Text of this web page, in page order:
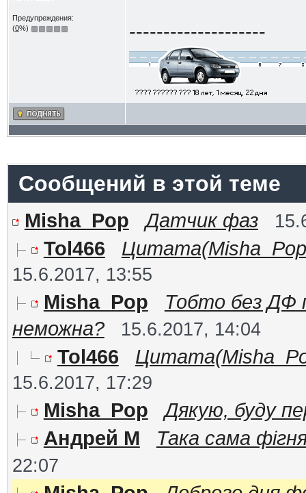
Предупреждения:
(0%) --------------------
Сообщений в этой теме
Misha_Pop Датчик фаз
Tol466
15.6.2017, 13:55
Misha_Pop
Тобто без ДФ
неможна?
15.6.2017, 14:04
Tol466
15.6.2017, 17:29
Misha_Pop
Дякую, буду
Андрей М
Така сама
22:07